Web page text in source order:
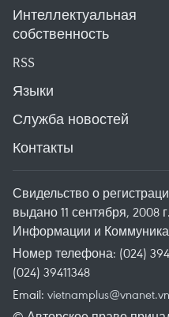
Интеллектуальная
собственность
RSS
Языки
Служба новостей
Контакты
Свидельство о
выдано 11 сентября, 2008
Информации и
Номер телефона: (024)
(024) 39411348
Email: vietnamplus@vnanet.vn